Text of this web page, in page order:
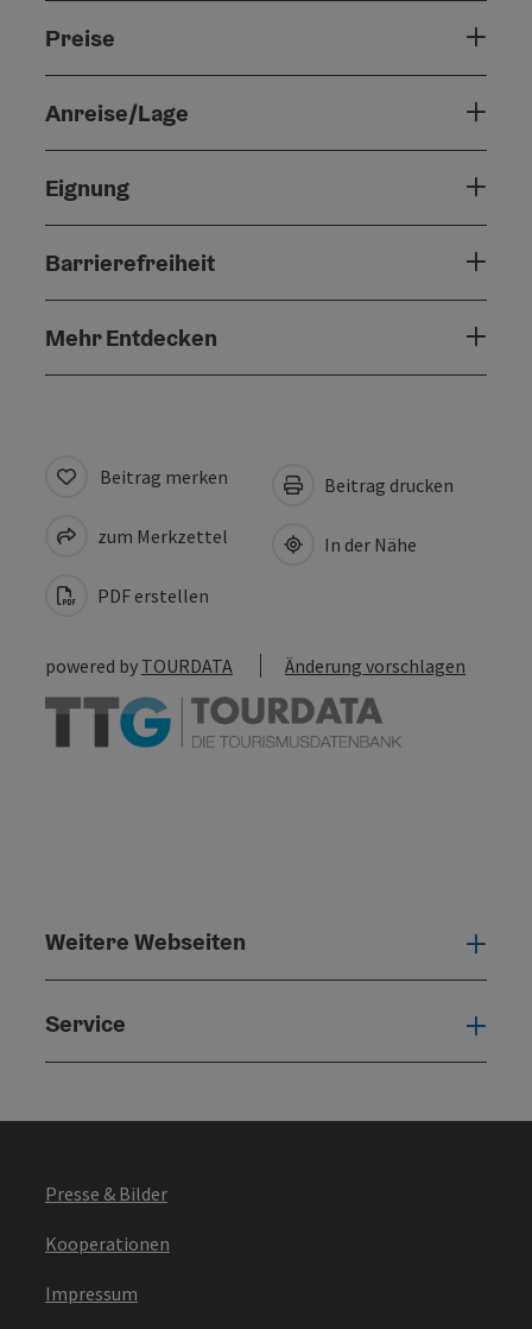
Preise
Anreise/Lage
Eignung
Barrierefreiheit
Mehr Entdecken
Beitrag merken
zum Merkzettel
PDF erstellen
Beitrag drucken
In der Nähe
powered by TOURDATA Änderung vorschlagen
Weitere Webseiten
Service
Presse & Bilder
Kooperationen
Impressum